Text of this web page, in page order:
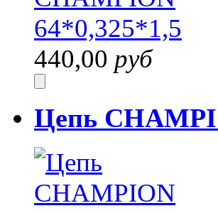
440,00 руб
Цепь